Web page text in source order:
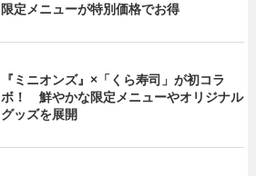
限定メニューが特別価格でお得
『ミニオンズ』×「くら寿司」が初コラ
ボ！ 鮮やかな限定メニューやオリジナル
グッズを展開